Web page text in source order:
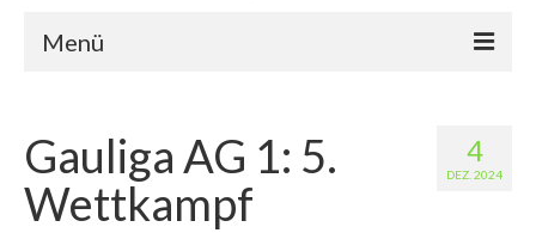
Menü
Vorstandschaft
Unsere Erfolge
4
DEZ. 2024
Gauliga AG 1: 5.
Wettkampf